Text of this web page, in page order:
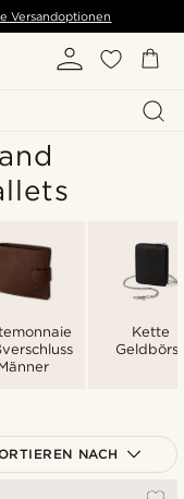
Versandoptionen
Kette
NACH